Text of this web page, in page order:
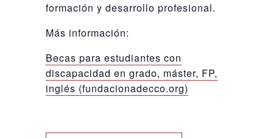
formación y desarrollo profesional.
Más información:
Becas para estudiantes con
discapacidad en grado, máster, FP,
inglés (fundacionadecco.org)